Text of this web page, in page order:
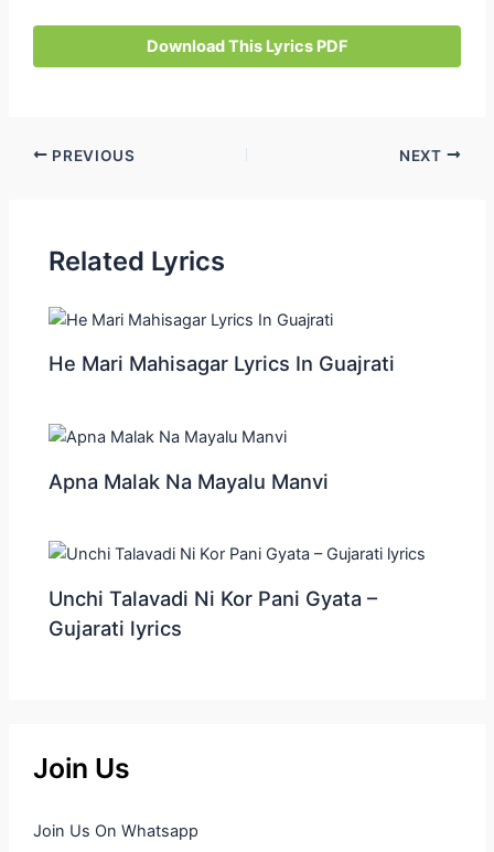
Download This Lyrics PDF
Post
PREVIOUS NEXT
Related Lyrics
He Mari Mahisagar Lyrics In Guajrati
Apna Malak Na Mayalu Manvi
Unchi Talavadi Ni Kor Pani Gyata –
Gujarati lyrics
Join Us
Join Us On Whatsapp